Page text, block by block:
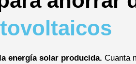
energía solar producida. Cuanta